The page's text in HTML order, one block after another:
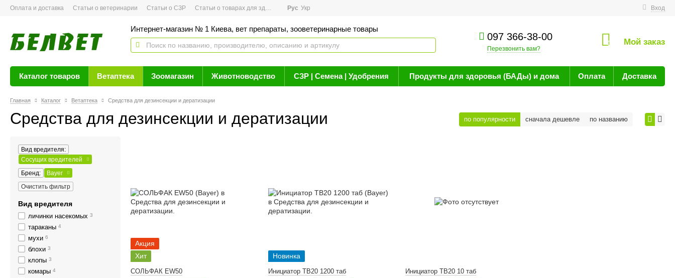
Оплата и доставка Статьи о ветеринарии Статьи о СЗР Статьи о товарах для здоровья Новости Вход
Рус Укр
Интернет-магазин № 1 Киева, вет препараты, зооветеринарные товары
097 366-38-00
Перезвонить вам?
0 Мой заказ
Каталог товаров Ветаптека Зоомагазин Животноводство СЗР | Семена | Удобрения Продукты для здоровья (БАДы) и дома Оплата Доставка
Главная Каталог Ветаптека Средства для дезинсекции и дератизации
Средства для дезинсекции и дератизации по популярности сначала дешевле по названию
Акция
Хит
СОЛЬФАК EW50
Новинка
Инициатор ТВ20 1200 таб Инициатор ТВ20 10 таб
Вид вредителя:
Сосущих вредителей
Бренд:
Bayer
Очистить фильтр
Вид вредителя
личинки насекомых 3
тараканы 4
мухи 6
блохи 3
клопы 3
комары 4